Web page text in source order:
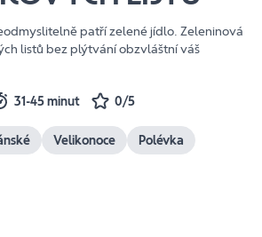
patří zelené jídlo. Zeleninová
listů bez plýtvání obzvláštní váš
31-45 minut 0/5
Velikonoce Polévka